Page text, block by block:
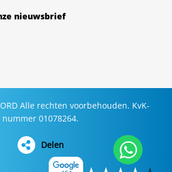
nieuwsbrief
Alle rechten voorbehouden. KvK-
nummer 01078264.
Delen